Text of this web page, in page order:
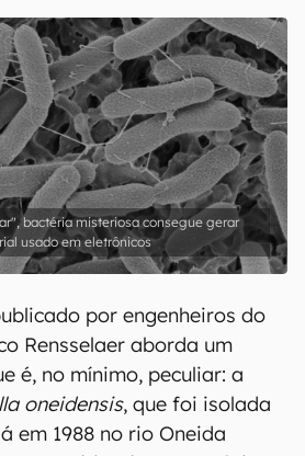
do Canaltech.
bactéria misteriosa consegue gerar
usado em eletrônicos
por engenheiros do
Rensselaer aborda um
é, no mínimo, peculiar: a
oneidensis, que foi isolada
em 1988 no rio Oneida